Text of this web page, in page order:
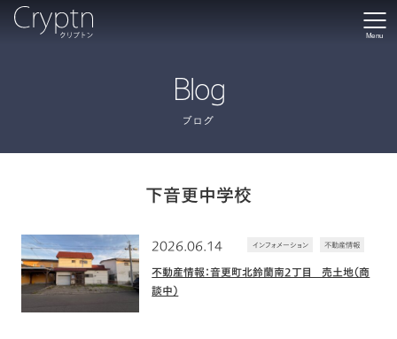
Menu
Blog
ブログ
下音更中学校
不動産情報：音更町北鈴蘭南2丁目 売土地（商
談中）
インフォメーション 不動産情報
2026.06.14